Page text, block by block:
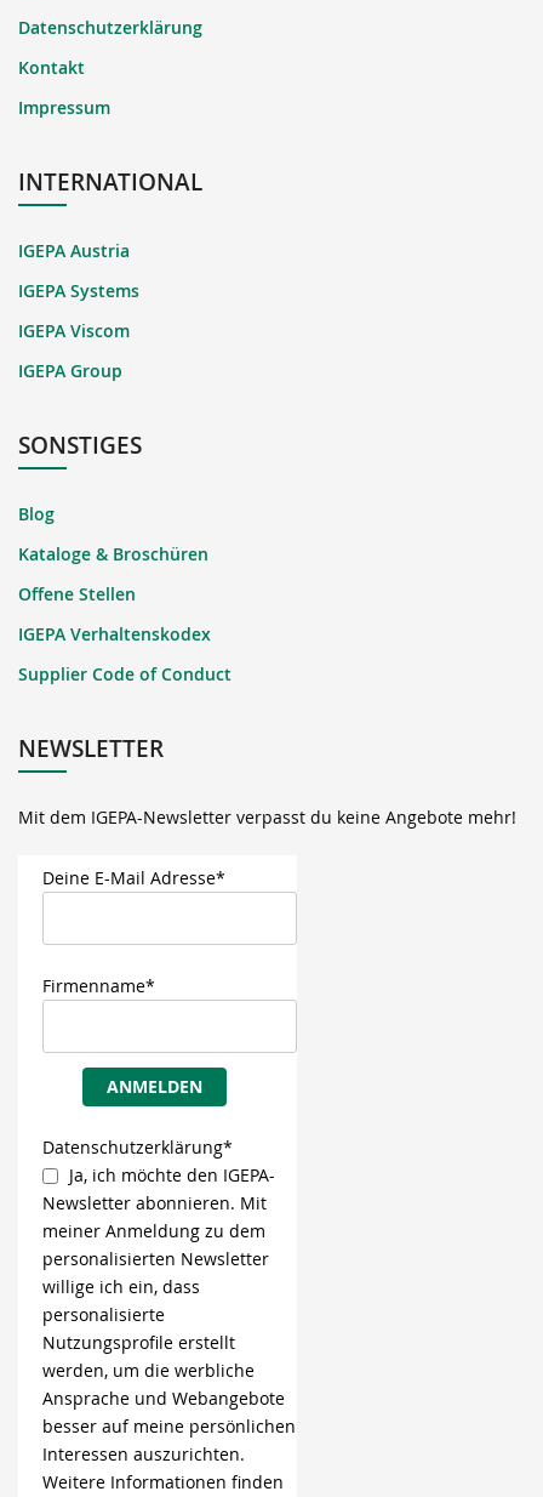
Datenschutzerklärung
Kontakt
Impressum
INTERNATIONAL
IGEPA Austria
IGEPA Systems
IGEPA Viscom
IGEPA Group
SONSTIGES
Blog
Kataloge & Broschüren
Offene Stellen
IGEPA Verhaltenskodex
Supplier Code of Conduct
NEWSLETTER
Mit dem IGEPA-Newsletter verpasst du keine Angebote mehr!
Deine E-Mail Adresse*
Firmenname*
ANMELDEN
Datenschutzerklärung*
Ja, ich möchte den IGEPA-
Newsletter abonnieren. Mit
meiner Anmeldung zu dem
personalisierten Newsletter
willige ich ein, dass
personalisierte
Nutzungsprofile erstellt
werden, um die werbliche
Ansprache und Webangebote
besser auf meine persönlichen
Interessen auszurichten.
Weitere Informationen finden